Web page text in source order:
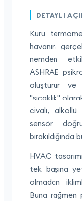
DETAYLI
Kuru
havanın
nemden
ASHRAE
oluşturur ve
"sıcaklık"
civalı,
sensör
HVAC
tek başına
olmadan
Buna